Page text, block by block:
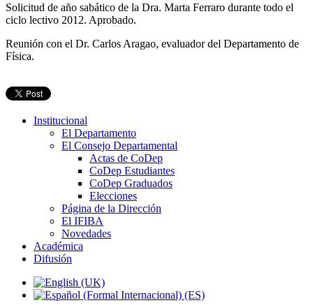
Solicitud de año sabático de la Dra. Marta Ferraro durante todo el
ciclo lectivo 2012. Aprobado.
Reunión con el Dr. Carlos Aragao, evaluador del Departamento de
Física.
Institucional
El Departamento
El Consejo Departamental
Actas de CoDep
CoDep Estudiantes
CoDep Graduados
Elecciones
Página de la Dirección
El IFIBA
Novedades
Académica
Difusión